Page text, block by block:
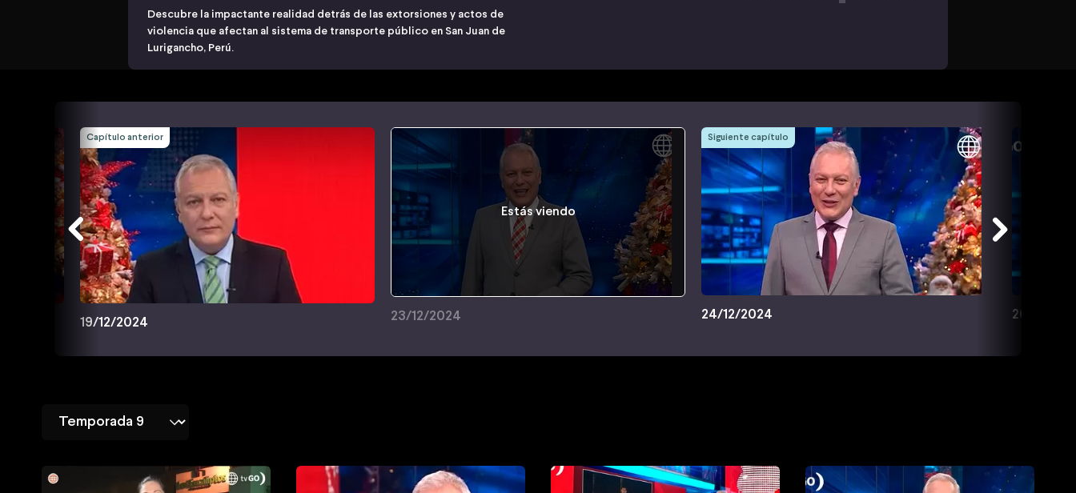
Descubre la impactante realidad detrás de las extorsiones y actos de
violencia que afectan al sistema de transporte público en San Juan de
Lurigancho, Perú.
Capítulo anterior
19/12/2024
Estás viendo
23/12/2024
Siguiente capítulo
24/12/2024 26/12/